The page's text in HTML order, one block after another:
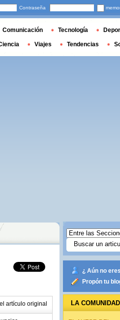
artículo original
¿ Aún no
Propón tu
LA
Contraseña
Comunicación Tecnología
Viajes Tendencias